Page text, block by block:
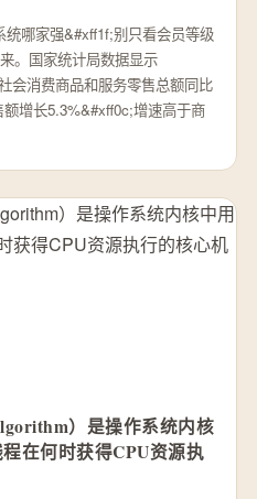
哪家强&#xff1f;别只看会员等级
。国家统计局数据显示
会消费商品和服务零售总额同比
增长5.3%&#xff0c;增速高于商
）是操作系统内核
在何时获得CPU资源执